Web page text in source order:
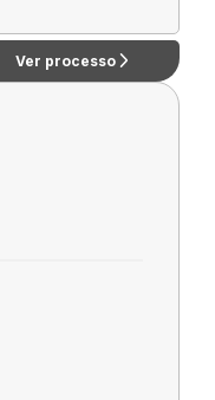
Ver processo arrow_forward_ios